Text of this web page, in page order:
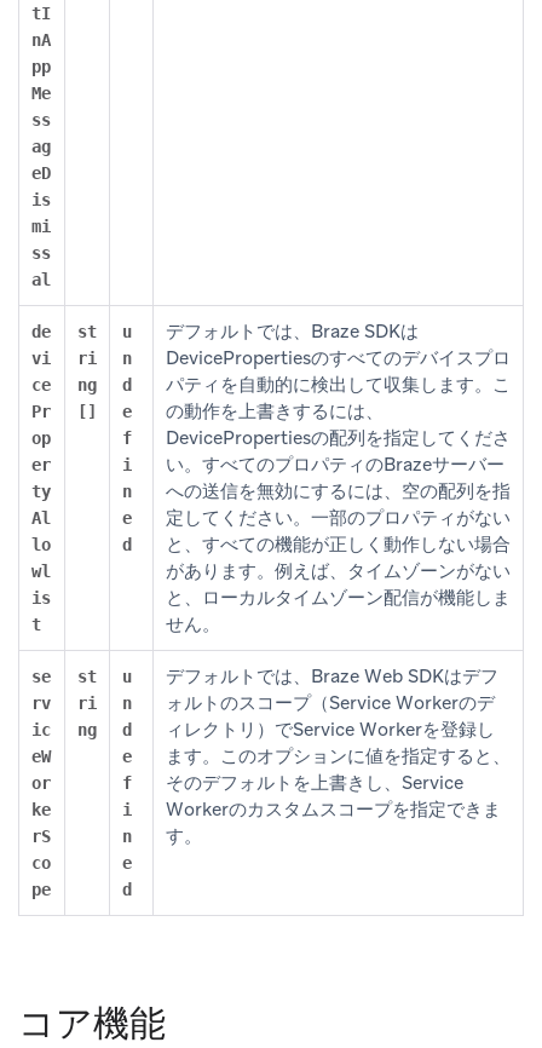
tI
nA
pp
Me
ss
ag
eD
is
mi
ss
al
de
vi
ce
Pr
op
er
ty
Al
lo
wl
is
t
st
ri
ng
[]
u
n
d
e
f
i
n
e
d
デフォルトでは、Braze SDKは
DevicePropertiesのすべてのデバイスプロ
パティを自動的に検出して収集します。こ
の動作を上書きするには、
DevicePropertiesの配列を指定してくださ
い。すべてのプロパティのBrazeサーバー
への送信を無効にするには、空の配列を指
定してください。一部のプロパティがない
と、すべての機能が正しく動作しない場合
があります。例えば、タイムゾーンがない
と、ローカルタイムゾーン配信が機能しま
せん。
se
rv
ic
eW
or
ke
rS
co
pe
st
ri
ng
u
n
d
e
f
i
n
e
d
デフォルトでは、Braze Web SDKはデフ
ォルトのスコープ（Service Workerのデ
ィレクトリ）でService Workerを登録し
ます。このオプションに値を指定すると、
そのデフォルトを上書きし、Service
Workerのカスタムスコープを指定できま
す。
コア機能